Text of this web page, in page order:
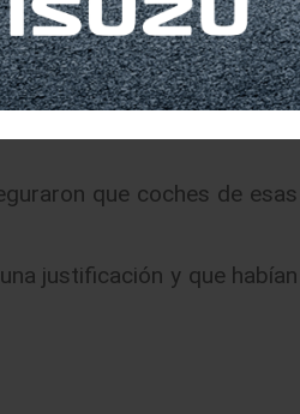
Weil, ha calificado de
es miembro del Consejo de
que coches de esas
justificación y que habían